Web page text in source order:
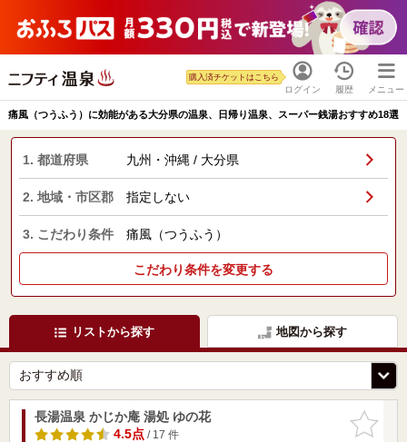
ログイン
購入済チケットはこちら
履歴 メニュー
痛風（つうふう）に効能がある大分県の温泉、日帰り温泉、スーパー銭湯おすすめ18選
1. 都道府県 九州・沖縄 / 大分県
2. 地域・市区郡 指定しない
3. こだわり条件 痛風（つうふう）
こだわり条件を変更する
リストから探す 地図から探す
お気に入
りに追加
長湯温泉 かじか庵 湯処 ゆの花
4.5点/ 17 件